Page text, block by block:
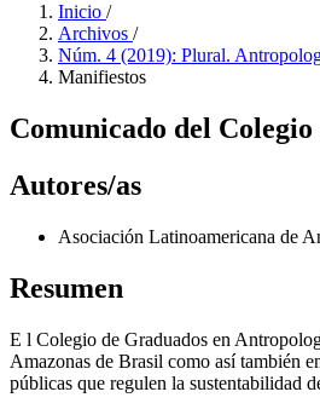
Inicio /
Archivos /
Núm. 4 (2019): Plural.
Manifiestos
Comunicado del
Autores/as
Asociación Latinoamericana de
Resumen
E l Colegio de Graduados en
Amazonas de Brasil como así también
públicas que regulen la sustentabilidad